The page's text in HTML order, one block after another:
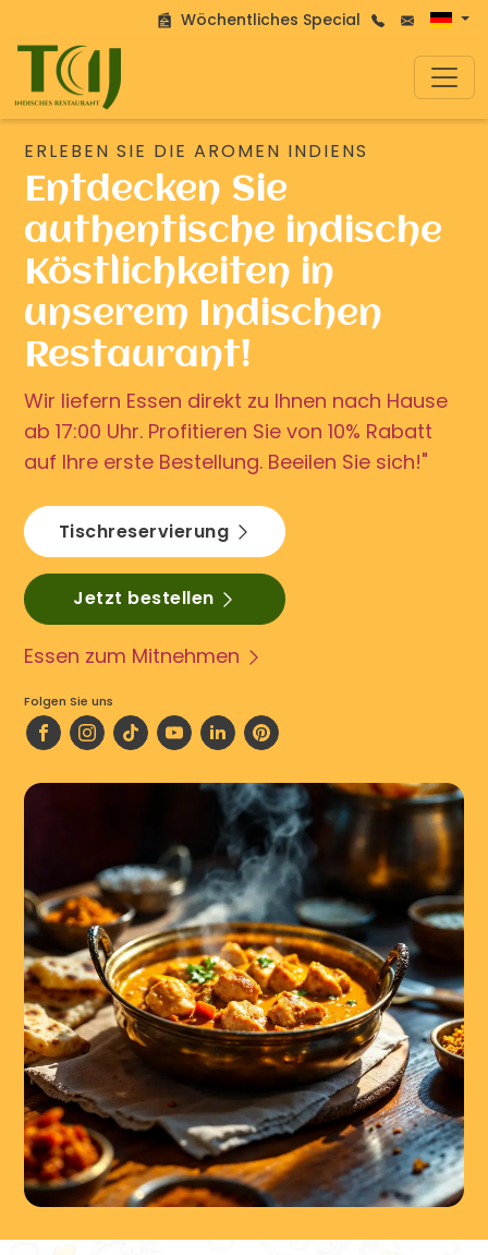
Wöchentliches Special
ERLEBEN SIE DIE AROMEN INDIENS
Entdecken Sie
authentische indische
Köstlichkeiten in
unserem Indischen
Restaurant!
Wir liefern Essen direkt zu Ihnen nach Hause
ab 17:00 Uhr. Profitieren Sie von 10% Rabatt
auf Ihre erste Bestellung. Beeilen Sie sich!"
Tischreservierung
Jetzt bestellen
Essen zum Mitnehmen
Folgen Sie uns